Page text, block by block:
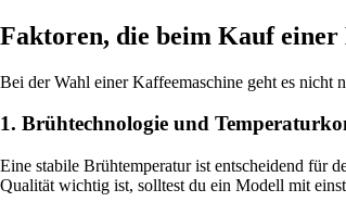
Faktoren, die beim Kauf einer
Bei der Wahl einer Kaffeemaschine geht es nicht
1. Brühtechnologie und
Eine stabile Brühtemperatur ist entscheidend für
Qualität wichtig ist, solltest du ein Modell mit